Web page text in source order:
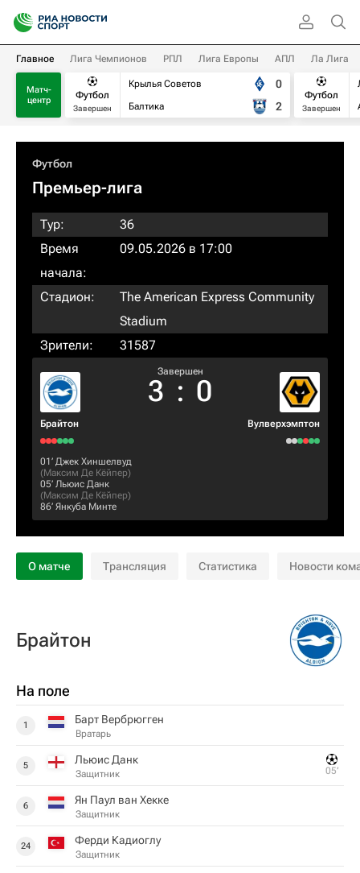
Главное Лига Чемпионов РПЛ Лига Европы АПЛ Ла Лига
Матч-
центр
Футбол
Завершен
Крылья Советов
Балтика
0
2
Футбол
Завершен
Футбол
Премьер-лига
Тур:
36
Время
начала:
09.05.2026 в 17:00
Стадион:
The American Express Community
Stadium
Зрители:
31587
Брайтон
Завершен
3 : 0
Вулверхэмптон
01‎’‎ Джек Хиншелвуд
(Максим Де Кёйпер)
05‎’‎ Льюис Данк
(Максим Де Кёйпер)
86‎’‎ Янкуба Минте
О матче Трансляция Статистика Новости
Брайтон
На поле
1 Барт Вербрюгген
Вратарь
5 Льюис Данк
Защитник 05‎’‎
6 Ян Паул ван Хекке
Защитник
24 Ферди Кадиоглу
Защитник